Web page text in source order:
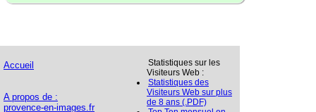
Accueil
A propos de :
provence-en-images.fr
Statistiques sur les
Visiteurs Web :
Statistiques des
Visiteurs Web sur plus
de 8 ans (.PDF)